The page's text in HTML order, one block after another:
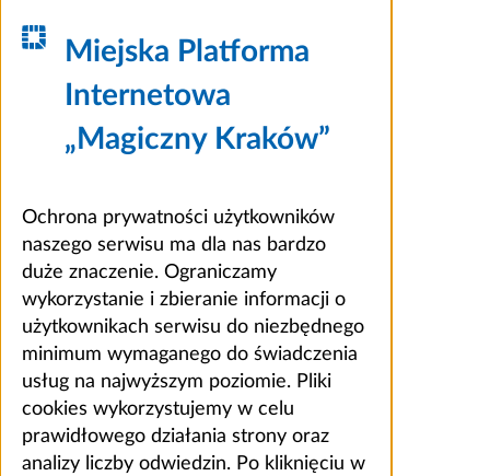
Miejska Platforma
Internetowa
„Magiczny Kraków”
Ochrona prywatności użytkowników
naszego serwisu ma dla nas bardzo
duże znaczenie. Ograniczamy
wykorzystanie i zbieranie informacji o
użytkownikach serwisu do niezbędnego
minimum wymaganego do świadczenia
usług na najwyższym poziomie. Pliki
cookies wykorzystujemy w celu
prawidłowego działania strony oraz
analizy liczby odwiedzin. Po kliknięciu w